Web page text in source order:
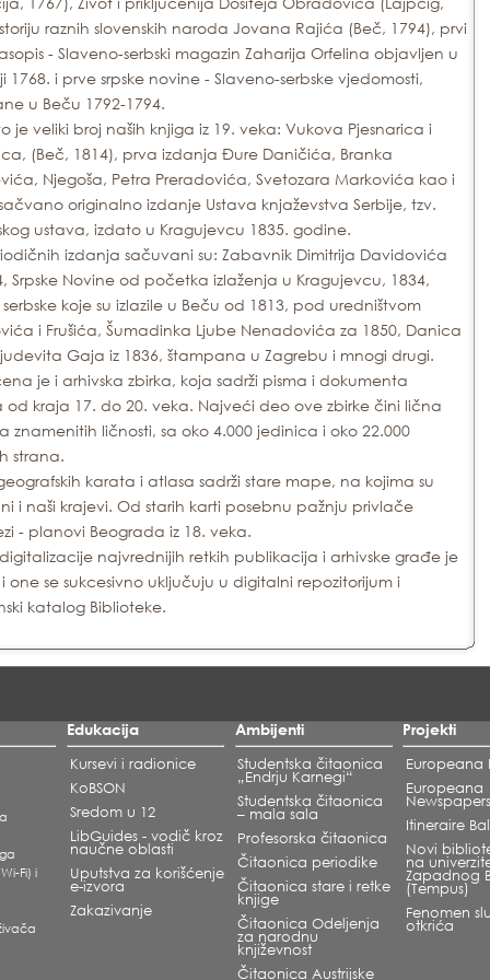
raznih slovenskih naroda Jovana Rajića (Beč, 1794), prvi
- Slaveno-serbski magazin Zaharija Orfelina objavljen u
1768. i prve srpske novine - Slaveno-serbske vjedomosti,
u Beču 1792-1794.
je veliki broj naših knjiga iz 19. veka: Vukova Pjesnarica i
(Beč, 1814), prva izdanja Đure Daničića, Branka
Njegoša, Petra Preradovića, Svetozara Markovića kao i
originalno izdanje Ustava knjaževstva Serbije, tzv.
ustava, izdato u Kragujevcu 1835. godine.
izdanja sačuvani su: Zabavnik Dimitrija Davidovića
Srpske Novine od početka izlaženja u Kragujevcu, 1834,
koje su izlazile u Beču od 1813, pod uredništvom
i Frušića, Šumadinka Ljube Nenadovića za 1850, Danica
Gaja iz 1836, štampana u Zagrebu i mnogi drugi.
je i arhivska zbirka, koja sadrži pisma i dokumenta
od kraja 17. do 20. veka. Najveći deo ove zbirke čini lična
znamenitih ličnosti, sa oko 4.000 jedinica i oko 22.000
strana.
karata i atlasa sadrži stare mape, na kojima su
i naši krajevi. Od starih karti posebnu pažnju privlače
- planovi Beograda iz 18. veka.
najvrednijih retkih publikacija i arhivske građe je
one se sukcesivno uključuju u digitalni repozitorijum i
katalog Biblioteke.
Fi) i
Edukacija
Kursevi i radionice
KoBSON
Sredom u 12
LibGuides - vodič kroz
naučne oblasti
Uputstva za korišćenje
e-izvora
Zakazivanje
Ambijenti
Studentska čitaonica
„Endrju Karnegi“
Studentska čitaonica
– mala sala
Profesorska čitaonica
Čitaonica periodike
Čitaonica stare i retke
knjige
Čitaonica Odeljenja
za narodnu
književnost
Čitaonica Austrijske
Projekti
Europeana
Europeana
Itineraire
Novi
na
Zapadnog
(Tempus)
Fenomen
otkrića